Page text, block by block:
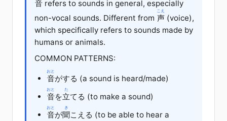
音 refers to sounds in general, especially
non-vocal sounds. Different from 声
こえ
(voice),
which specifically refers to sounds made by
humans or animals.
COMMON PATTERNS:
音
おと
がする (a sound is heard/made)
音
おと
を立
た
てる (to make a sound)
音
おと
が聞
き
こえる (to be able to hear a